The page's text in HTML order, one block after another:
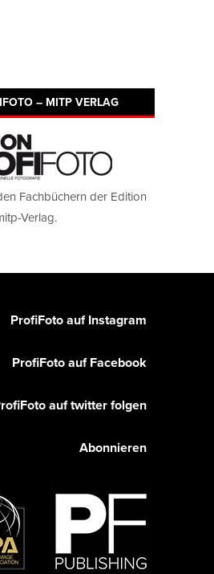
– MITP VERLAG
Fachbüchern der Edition
Verlag.
ProfiFoto auf Instagram
ProfiFoto auf Facebook
auf twitter folgen
Abonnieren